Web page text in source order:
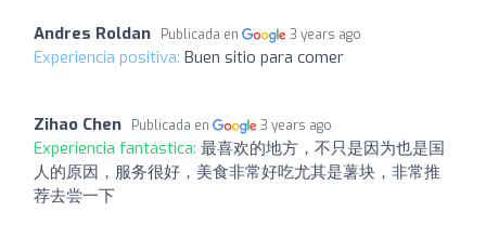
Andres Roldan Publicada en 3 years ago
Experiencia positiva: Buen sitio para comer
Zihao Chen Publicada en 3 years ago
Experiencia fantástica: 最喜欢的地方，不只是因为也是国
人的原因，服务很好，美食非常好吃尤其是薯块，非常推
荐去尝一下